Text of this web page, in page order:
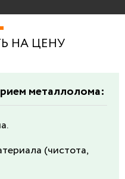
НА ЦЕНУ
металлолома:
(чистота,